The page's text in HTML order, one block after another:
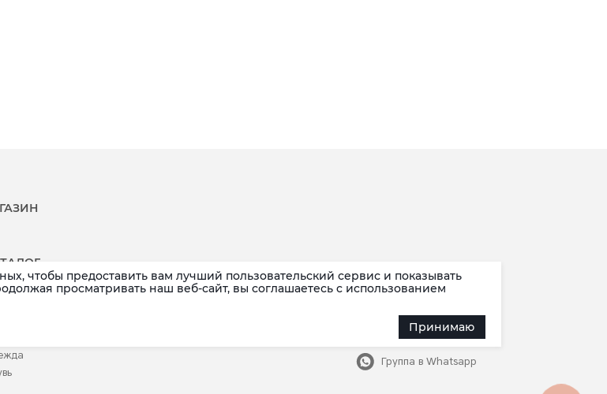
Аксессуары
Наша группа
Канал в Telegram
Группа в Whatsapp
чтобы предоставить вам лучший пользовательский сервис и показывать
просматривать наш веб-сайт, вы соглашаетесь c использованием
Принимаю
в мессенджере Max